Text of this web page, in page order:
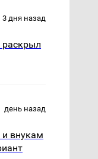
3 дня назад
раскрыл
день назад
и внукам